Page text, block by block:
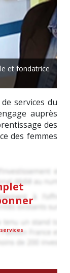
et fondatrice
services du
auprès
des
des femmes